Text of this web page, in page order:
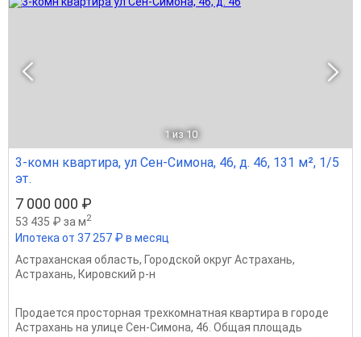
1 из 10
3-комн квартира, ул Сен-Симона, 46, д. 46, 131 м², 1/5
эт.
7 000 000 ₽
53 435 ₽ за м2
Ипотека от 37 257 ₽ в месяц
Астраханская область, Городской округ Астрахань,
Астрахань, Кировский р-н
Продается просторная трехкомнатная квартира в городе
Астрахань на улице Сен-Симона, 46. Общая площадь